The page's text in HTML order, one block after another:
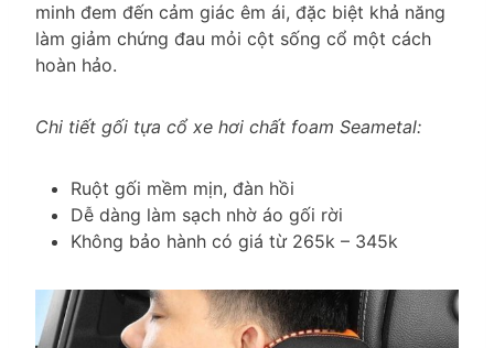
minh đem đến cảm giác êm ái, đặc biệt khả năng
làm giảm chứng đau mỏi cột sống cổ một cách
hoàn hảo.
Chi tiết gối tựa cổ xe hơi chất foam Seametal:
Ruột gối mềm mịn, đàn hồi
Dễ dàng làm sạch nhờ áo gối rời
Không bảo hành có giá từ 265k – 345k